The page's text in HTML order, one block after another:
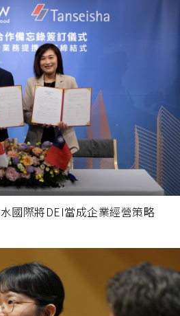
國際將DEI當成企業經營策略